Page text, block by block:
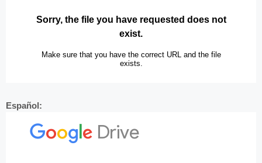
Español: